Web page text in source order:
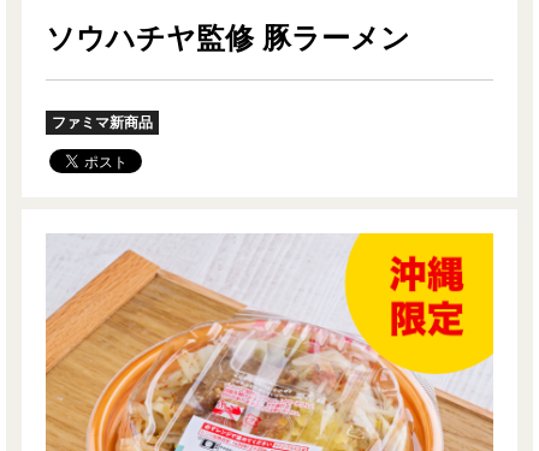
ソウハチヤ監修 豚ラーメン
ファミマ新商品